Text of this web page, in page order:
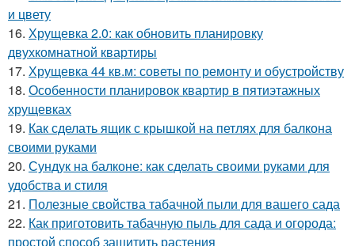
и цвету
16. Хрущевка 2.0: как обновить планировку
двухкомнатной квартиры
17. Хрущевка 44 кв.м: советы по ремонту и обустройству
18. Особенности планировок квартир в пятиэтажных
хрущевках
19. Как сделать ящик с крышкой на петлях для балкона
своими руками
20. Сундук на балконе: как сделать своими руками для
удобства и стиля
21. Полезные свойства табачной пыли для вашего сада
22. Как приготовить табачную пыль для сада и огорода:
простой способ защитить растения